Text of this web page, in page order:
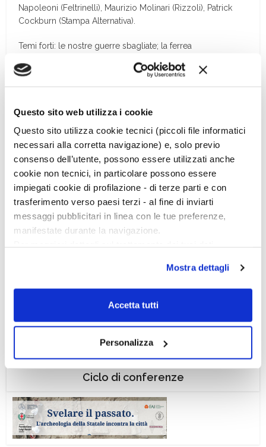
Questo sito web utilizza i cookie
Questo sito utilizza cookie tecnici (piccoli file informatici
necessari alla corretta navigazione) e, solo previo
consenso dell’utente, possono essere utilizzati anche
cookie non tecnici, in particolare possono essere
impiegati cookie di profilazione - di terze parti e con
trasferimento verso paesi terzi - al fine di inviarti
messaggi pubblicitari in linea con le tue preferenze,
manifestate durante la navigazione.
scelte privacy sui cookie, ti invitiamo a prendere visione
dell’informativa cookie.
Chiudendo il banner tramite la “X” prosegui la
dei soli cookie tecnici. Selezionando “Accetta tutti” presti
il tuo consenso alla profilazione che potrai revocare in
ogni momentoRevoca
Mostra dettagli
Accetta tutti
Personalizza
Napoleoni (Feltrinelli), Maurizio Molinari (Rizzoli), Patrick
Cockburn (Stampa Alternativa).
Temi forti: le nostre guerre sbagliate; la ferrea
fondamentale, e cioè chi finanzia e arma il Califfato, chi fa
Viviano Domenici,Jihad contro la bellezza
(Electa). […]
Ciclo di conferenze